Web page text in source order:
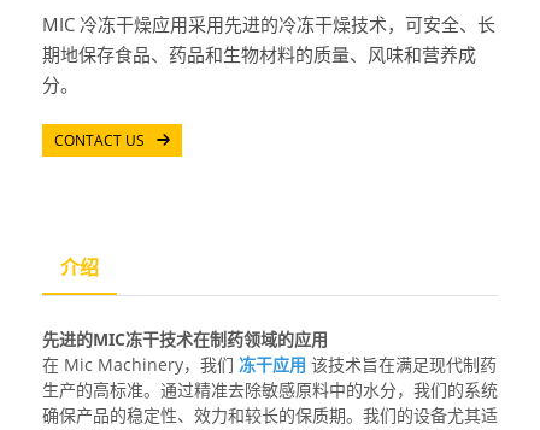
MIC 冷冻干燥应用采用先进的冷冻干燥技术，可安全、长
期地保存食品、药品和生物材料的质量、风味和营养成
分。
CONTACT US
介绍
先进的MIC冻干技术在制药领域的应用
在 Mic Machinery，我们 冻干应用 该技术旨在满足现代制药
生产的高标准。通过精准去除敏感原料中的水分，我们的系统
确保产品的稳定性、效力和较长的保质期。我们的设备尤其适